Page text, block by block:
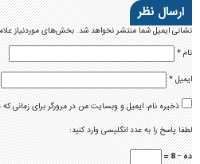
ارسال نظر
نشانی ایمیل شما منتشر نخواهد شد.بخش‌های موردنیاز
نام*
ایمیل*
ذخیره نام، ایمیل و وبسایت من در مرورگر برای زمانی
لطفا پاسخ را به عدد انگلیسی وارد کنید:
ده − 8 =